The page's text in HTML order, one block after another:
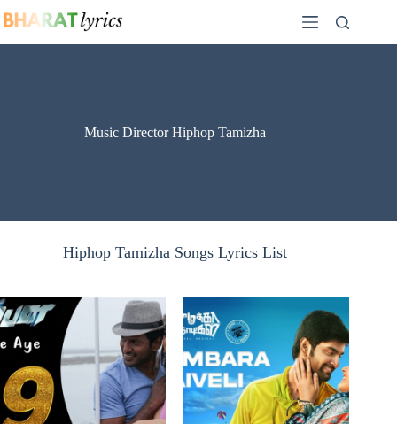
to
Music Director Hiphop Tamizha
Hiphop Tamizha Songs Lyrics List